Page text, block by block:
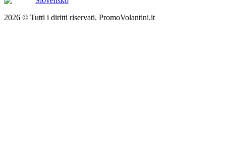
2026 © Tutti i diritti riservati. PromoVolantini.it